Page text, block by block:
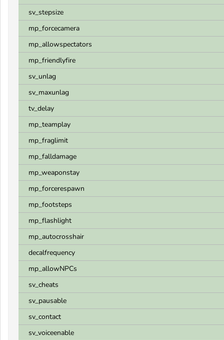
sv_stepsize
mp_forcecamera
mp_allowspectators
mp_friendlyfire
sv_unlag
sv_maxunlag
tv_delay
mp_teamplay
mp_fraglimit
mp_falldamage
mp_weaponstay
mp_forcerespawn
mp_footsteps
mp_flashlight
mp_autocrosshair
decalfrequency
mp_allowNPCs
sv_cheats
sv_pausable
sv_contact
sv_voiceenable